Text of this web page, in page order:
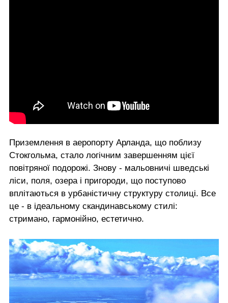
Приземлення в аеропорту Арланда, що поблизу
Стокгольма, стало логічним завершенням цієї
повітряної подорожі. Знову - мальовничі шведські
ліси, поля, озера і пригороди, що поступово
вплітаються в урбаністичну структуру столиці. Все
це - в ідеальному скандинавському стилі:
стримано, гармонійно, естетично.